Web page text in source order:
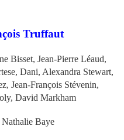
Truffaut
Bisset, Jean-Pierre Léaud,
Dani, Alexandra Stewart,
Jean-François Stévenin,
David Markham
Nathalie Baye